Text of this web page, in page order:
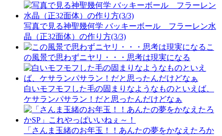
写真で見る神聖幾何学 バッキーボール フラーレン水
晶（正32面体）の作り方(3/3)
こ
の風景で思わずニヤリ・・・思考は現実になる
白いモフモフした毛の固まりなようなものといえば、
ケサランパサラン！だと思ったんだけどなぁ
「さんま玉緒のお年玉！！あんたの夢をかなえたろか